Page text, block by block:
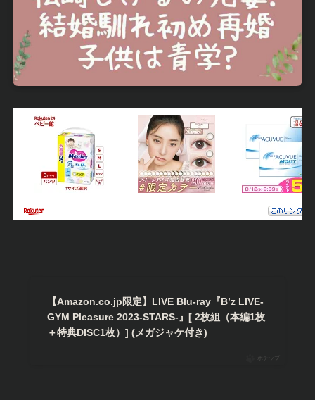
【Amazon.co.jp限定】LIVE Blu-ray『B’z LIVE-
GYM Pleasure 2023-STARS-』[ 2枚組（本編1枚
＋特典DISC1枚）] (メガジャケ付き)
ポチップ